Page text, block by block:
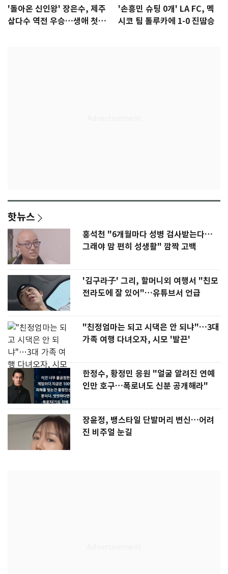
'돌아온 신인왕' 장은수, 제주
삼다수 역전 우승…생애 첫승
'손흥민 슈팅 0개' LA FC, 멕
시코 팀 톨루카에 1-0 진땀승
핫뉴스
홍석천 "6개월마다 성병 검사받는다…
그래야 맘 편히 성생활" 깜짝 고백
'김구라子' 그리, 할머니외 여행서 "친모
전라도에 잘 있어"…유튜브서 언급
"친정엄마는 되고 시댁은 안 되냐"…3대
가족 여행 다녀오자, 시모 '발끈'
한정수, 황정민 응원 "얼굴 알려진 연예
인만 호구…폭로녀도 신분 공개해라"
장윤정, 뱅스타일 단발머리 변신…어려
진 비주얼 눈길